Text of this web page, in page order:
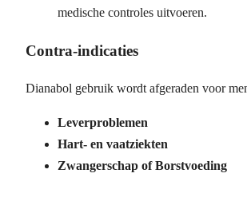
medische controles uitvoeren.
Contra-indicaties
Dianabol gebruik wordt afgeraden voor
Leverproblemen
Hart- en vaatziekten
Zwangerschap of Borstvoeding